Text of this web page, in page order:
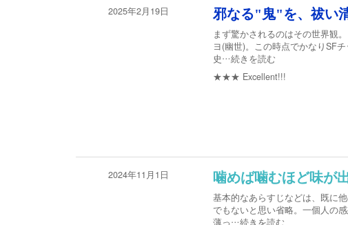
2025年2月19日 邪なる"鬼"を、祓い
まず驚かされるのはその世界観
ヨ(幽世)。この時点でかなりSF
史…続きを読む
★★★ Excellent!!!
2024年11月1日 噛めば噛むほど味が
基本的なあらすじなどは、既に
でもないと思い省略。一個人の
薄っ…続きを読む